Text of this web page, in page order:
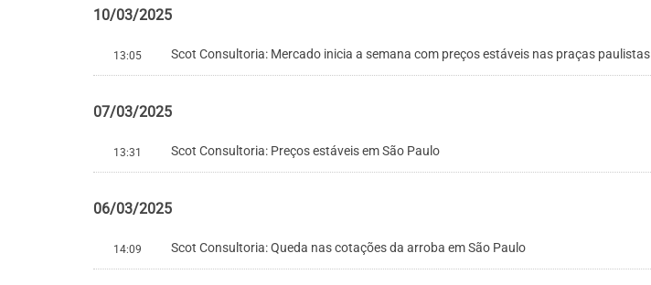
10/03/2025
13:05 Scot Consultoria: Mercado inicia a semana com preços estáveis nas praças paulistas
07/03/2025
13:31 Scot Consultoria: Preços estáveis em São Paulo
06/03/2025
14:09 Scot Consultoria: Queda nas cotações da arroba em São Paulo